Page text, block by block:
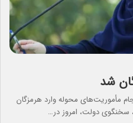
شد
مأموریت‌های محوله وارد هرمزگان
سخنگوی دولت، امروز در…